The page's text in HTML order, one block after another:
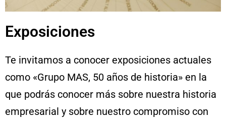
Exposiciones
Te invitamos a conocer exposiciones actuales
como «Grupo MAS, 50 años de historia» en la
que podrás conocer más sobre nuestra historia
empresarial y sobre nuestro compromiso con